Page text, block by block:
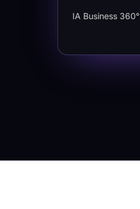
IA Business 360°